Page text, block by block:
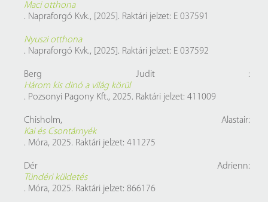
Maci otthona
. Napraforgó Kvk., [2025]. Raktári jelzet: E 037591
Nyuszi otthona
. Napraforgó Kvk., [2025]. Raktári jelzet: E 037592
Berg Judit :
Három kis dinó a világ körül
. Pozsonyi Pagony Kft., 2025. Raktári jelzet: 411009
Chisholm, Alastair:
Kai és Csontárnyék
. Móra, 2025. Raktári jelzet: 411275
Dér Adrienn:
Tündéri küldetés
. Móra, 2025. Raktári jelzet: 866176